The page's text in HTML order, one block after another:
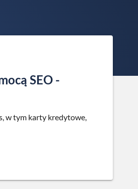
SEO -
w tym karty kredytowe,